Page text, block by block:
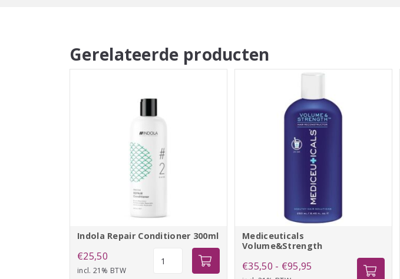
Gerelateerde producten
Indola Repair Conditioner 300ml
€25,50
incl. 21% BTW
Mediceuticals
Volume&Strength
€35,50 - €95,95